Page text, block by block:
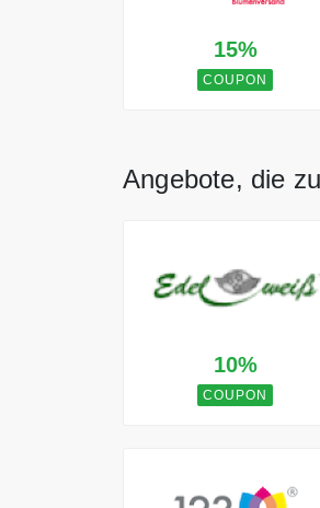
15%
COUPON
Angebote, die
10%
COUPON